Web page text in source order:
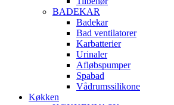
BADEKAR
Badekar
Bad ventilatorer
Karbatterier
Urinaler
Afløbspumper
Spabad
Vådrumssilikone
Køkken